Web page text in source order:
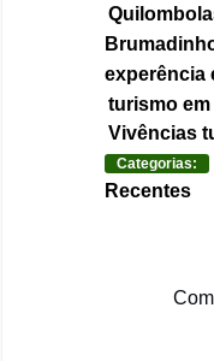
experência
turismo
Vivências
Categorias:
Recentes